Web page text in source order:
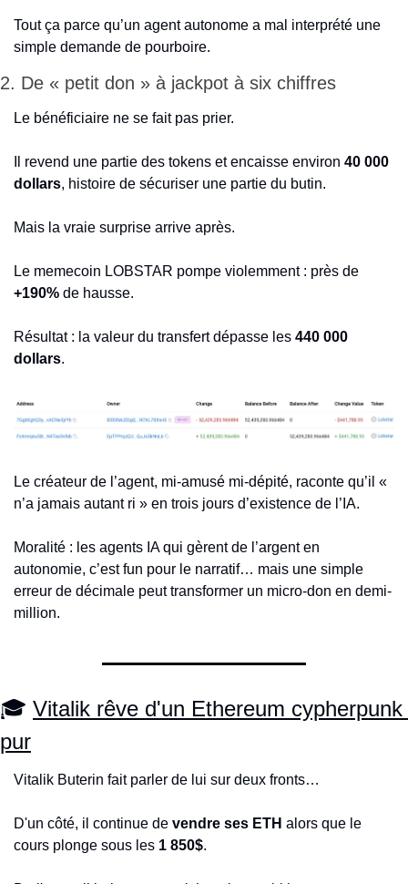
Tout ça parce qu’un agent autonome a mal interprété une
simple demande de pourboire.
2. De « petit don » à jackpot à six chiffres
Le bénéficiaire ne se fait pas prier.
Il revend une partie des tokens et encaisse environ 40 000
dollars, histoire de sécuriser une partie du butin.
Mais la vraie surprise arrive après.
+190% de hausse.
Résultat : la valeur du transfert dépasse les 440 000
dollars.
Le créateur de l’agent, mi-amusé mi-dépité, raconte qu’il «
n’a jamais autant ri » en trois jours d’existence de l’IA.
Moralité : les agents IA qui gèrent de l’argent en
autonomie, c’est fun pour le narratif… mais une simple
erreur de décimale peut transformer un micro-don en demi-
million.
🎓 Vitalik rêve d'un Ethereum cypherpunk
pur
Vitalik Buterin fait parler de lui sur deux fronts…
D'un côté, il continue de vendre ses ETH alors que le
cours plonge sous les 1 850$.